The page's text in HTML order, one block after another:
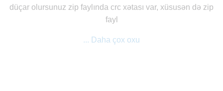
düçar olursunuz zip faylında crc xətası var, xüsusən də zip
fayl
... Daha çox oxu